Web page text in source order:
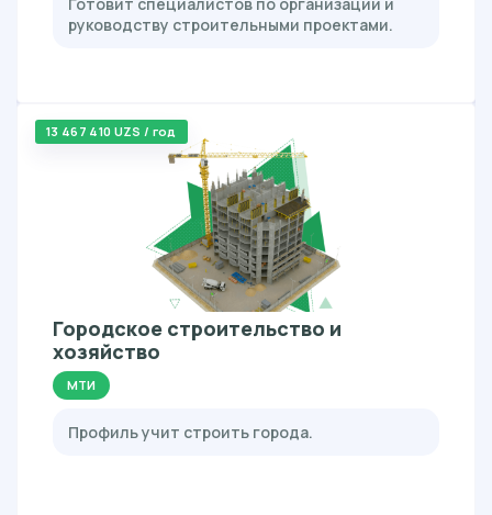
руководству строительными проектами.
13 467 410 UZS / год
Городское строительство и
хозяйство
МТИ
Профиль учит строить города.